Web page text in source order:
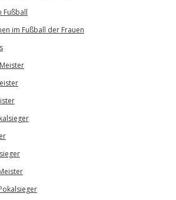
Fußball
im Fußball der Frauen